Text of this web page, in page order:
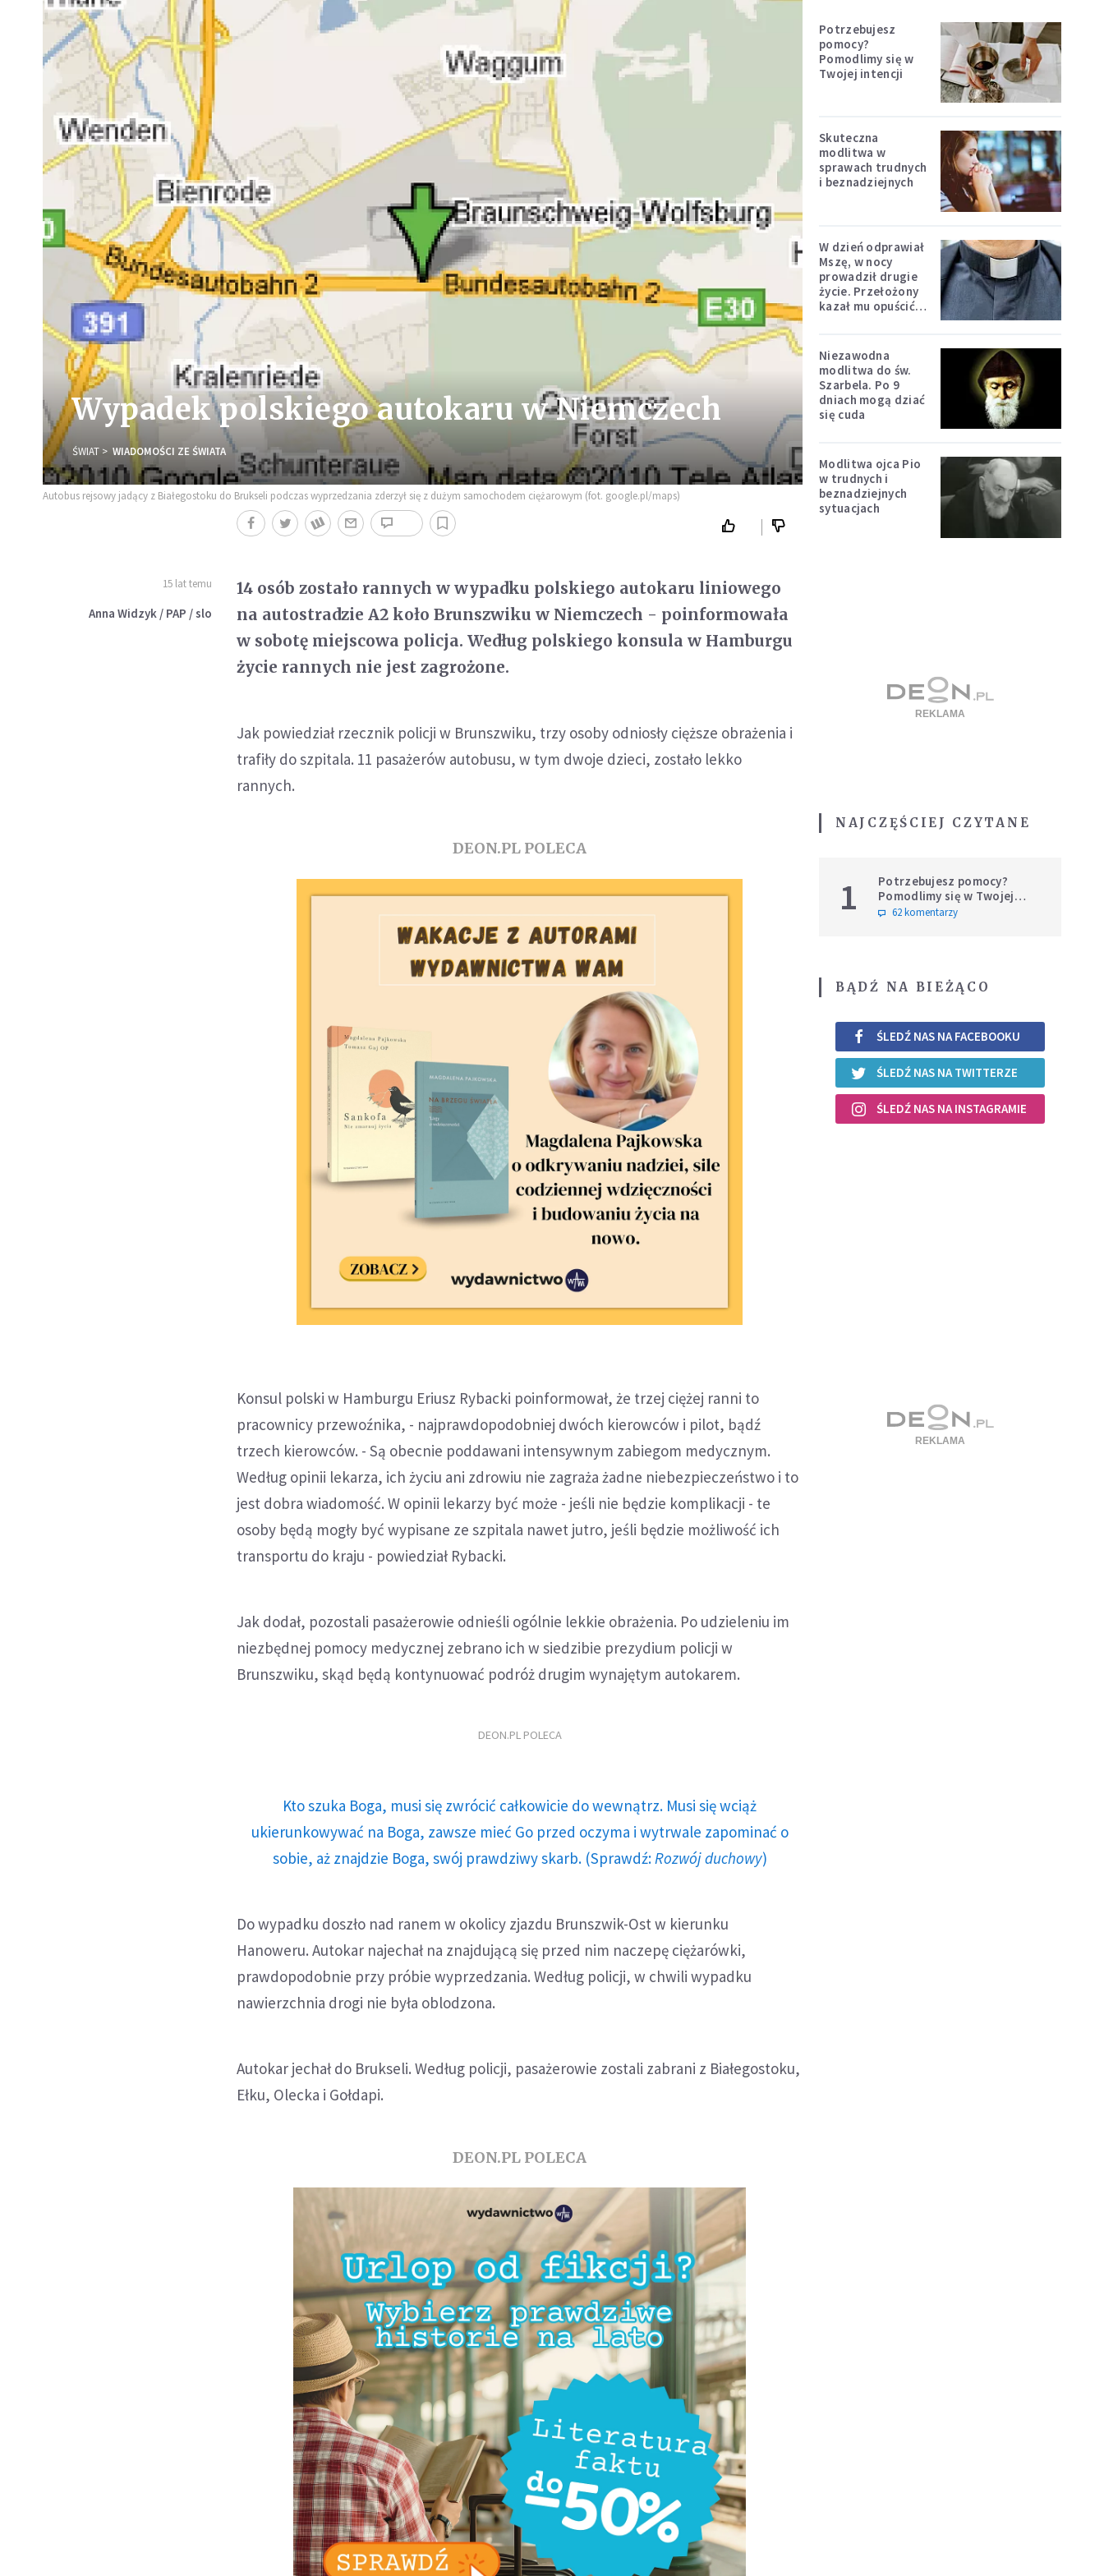
Wypadek polskiego autokaru w Niemczech
ŚWIAT WIADOMOŚCI ZE ŚWIATA
Autobus rejsowy jadący z Białegostoku do Brukseli podczas wyprzedzania zderzył się z dużym samochodem ciężarowym (fot. google.pl/maps)
15 lat temu
Anna Widzyk / PAP / slo
14 osób zostało rannych w wypadku polskiego autokaru liniowego
na autostradzie A2 koło Brunszwiku w Niemczech - poinformowała
w sobotę miejscowa policja. Według polskiego konsula w Hamburgu
życie rannych nie jest zagrożone.
Jak powiedział rzecznik policji w Brunszwiku, trzy osoby odniosły cięższe obrażenia i
trafiły do szpitala. 11 pasażerów autobusu, w tym dwoje dzieci, zostało lekko
rannych.
DEON.PL POLECA
Konsul polski w Hamburgu Eriusz Rybacki poinformował, że trzej ciężej ranni to
pracownicy przewoźnika, - najprawdopodobniej dwóch kierowców i pilot, bądź
trzech kierowców. - Są obecnie poddawani intensywnym zabiegom medycznym.
Według opinii lekarza, ich życiu ani zdrowiu nie zagraża żadne niebezpieczeństwo i to
jest dobra wiadomość. W opinii lekarzy być może - jeśli nie będzie komplikacji - te
osoby będą mogły być wypisane ze szpitala nawet jutro, jeśli będzie możliwość ich
transportu do kraju - powiedział Rybacki.
Jak dodał, pozostali pasażerowie odnieśli ogólnie lekkie obrażenia. Po udzieleniu im
niezbędnej pomocy medycznej zebrano ich w siedzibie prezydium policji w
Brunszwiku, skąd będą kontynuować podróż drugim wynajętym autokarem.
DEON.PL POLECA
Kto szuka Boga, musi się zwrócić całkowicie do wewnątrz. Musi się wciąż
ukierunkowywać na Boga, zawsze mieć Go przed oczyma i wytrwale zapominać o
sobie, aż znajdzie Boga, swój prawdziwy skarb. (Sprawdź: Rozwój duchowy)
Do wypadku doszło nad ranem w okolicy zjazdu Brunszwik-Ost w kierunku
Hanoweru. Autokar najechał na znajdującą się przed nim naczepę ciężarówki,
prawdopodobnie przy próbie wyprzedzania. Według policji, w chwili wypadku
nawierzchnia drogi nie była oblodzona.
Autokar jechał do Brukseli. Według policji, pasażerowie zostali zabrani z Białegostoku,
Ełku, Olecka i Gołdapi.
DEON.PL POLECA
Potrzebujesz
pomocy?
Pomodlimy się w
Twojej intencji
Skuteczna
modlitwa w
sprawach trudnych
i beznadziejnych
W dzień odprawiał
Mszę, w nocy
prowadził drugie
życie. Przełożony
kazał mu opuścić
Niezawodna
modlitwa do św.
Szarbela. Po 9
dniach mogą dziać
się cuda
Modlitwa ojca Pio
w trudnych i
beznadziejnych
sytuacjach
NAJCZĘŚCIEJ CZYTANE
1
Potrzebujesz pomocy?
Pomodlimy się w Twojej
intencji
62 komentarzy
BĄDŹ NA BIEŻĄCO
ŚLEDŹ NAS NA FACEBOOKU
ŚLEDŹ NAS NA TWITTERZE
ŚLEDŹ NAS NA INSTAGRAMIE